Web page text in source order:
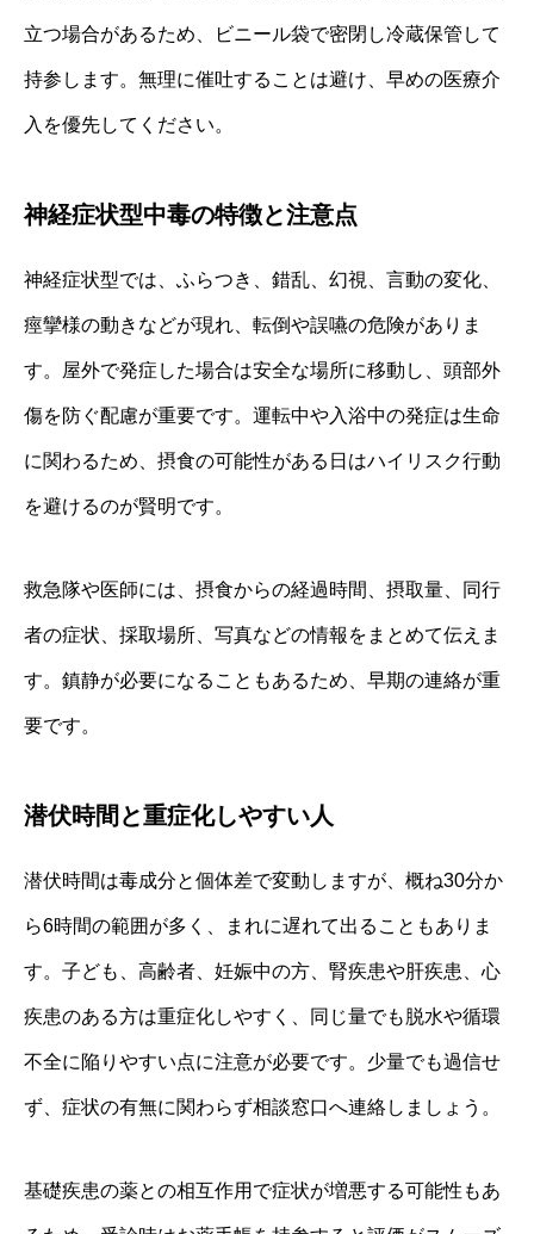
立つ場合があるため、ビニール袋で密閉し冷蔵保管して
持参します。無理に催吐することは避け、早めの医療介
入を優先してください。
神経症状型中毒の特徴と注意点
神経症状型では、ふらつき、錯乱、幻視、言動の変化、
痙攣様の動きなどが現れ、転倒や誤嚥の危険がありま
す。屋外で発症した場合は安全な場所に移動し、頭部外
傷を防ぐ配慮が重要です。運転中や入浴中の発症は生命
に関わるため、摂食の可能性がある日はハイリスク行動
を避けるのが賢明です。
救急隊や医師には、摂食からの経過時間、摂取量、同行
者の症状、採取場所、写真などの情報をまとめて伝えま
す。鎮静が必要になることもあるため、早期の連絡が重
要です。
潜伏時間と重症化しやすい人
潜伏時間は毒成分と個体差で変動しますが、概ね30分か
ら6時間の範囲が多く、まれに遅れて出ることもありま
す。子ども、高齢者、妊娠中の方、腎疾患や肝疾患、心
疾患のある方は重症化しやすく、同じ量でも脱水や循環
不全に陥りやすい点に注意が必要です。少量でも過信せ
ず、症状の有無に関わらず相談窓口へ連絡しましょう。
基礎疾患の薬との相互作用で症状が増悪する可能性もあ